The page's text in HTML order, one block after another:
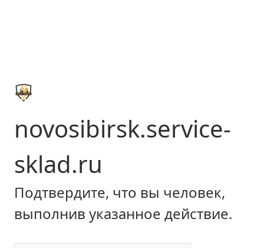
novosibirsk.service-
sklad.ru
Подтвердите, что вы человек,
выполнив указанное действие.